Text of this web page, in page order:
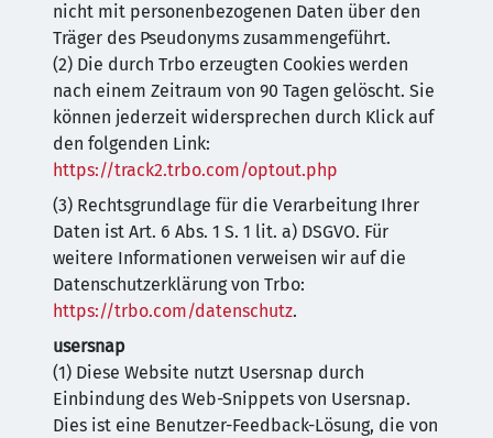
nicht mit personenbezogenen Daten über den
Träger des Pseudonyms zusammengeführt.
(2) Die durch Trbo erzeugten Cookies werden
nach einem Zeitraum von 90 Tagen gelöscht. Sie
können jederzeit widersprechen durch Klick auf
den folgenden Link:
https://track2.trbo.com/optout.php
(3) Rechtsgrundlage für die Verarbeitung Ihrer
Daten ist Art. 6 Abs. 1 S. 1 lit. a) DSGVO. Für
weitere Informationen verweisen wir auf die
Datenschutzerklärung von Trbo:
https://trbo.com/datenschutz.
usersnap
(1) Diese Website nutzt Usersnap durch
Einbindung des Web-Snippets von Usersnap.
Dies ist eine Benutzer-Feedback-Lösung, die von